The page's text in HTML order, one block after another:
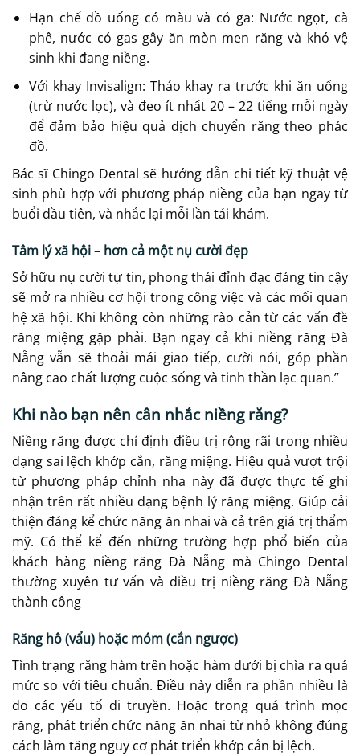
Hạn chế đồ uống có màu và có ga: Nước ngọt, cà
phê, nước có gas gây ăn mòn men răng và khó vệ
sinh khi đang niềng.
Với khay Invisalign: Tháo khay ra trước khi ăn uống
(trừ nước lọc), và đeo ít nhất 20 – 22 tiếng mỗi ngày
để đảm bảo hiệu quả dịch chuyển răng theo phác
đồ.
Bác sĩ Chingo Dental sẽ hướng dẫn chi tiết kỹ thuật vệ
sinh phù hợp với phương pháp niềng của bạn ngay từ
buổi đầu tiên, và nhắc lại mỗi lần tái khám.
Tâm lý xã hội – hơn cả một nụ cười đẹp
Sở hữu nụ cười tự tin, phong thái đỉnh đạc đáng tin cậy
sẽ mở ra nhiều cơ hội trong công việc và các mối quan
hệ xã hội. Khi không còn những rào cản từ các vấn đề
răng miệng gặp phải. Bạn ngay cả khi niềng răng Đà
Nẵng vẫn sẽ thoải mái giao tiếp, cười nói, góp phần
nâng cao chất lượng cuộc sống và tinh thần lạc quan.”
Khi nào bạn nên cân nhắc niềng răng?
Niềng răng được chỉ định điều trị rộng rãi trong nhiều
dạng sai lệch khớp cắn, răng miệng. Hiệu quả vượt trội
từ phương pháp chỉnh nha này đã được thực tế ghi
nhận trên rất nhiều dạng bệnh lý răng miệng. Giúp cải
thiện đáng kể chức năng ăn nhai và cả trên giá trị thẩm
mỹ. Có thể kể đến những trường hợp phổ biến của
khách hàng niềng răng Đà Nẵng mà Chingo Dental
thường xuyên tư vấn và điều trị niềng răng Đà Nẵng
thành công
Răng hô (vẩu) hoặc móm (cắn ngược)
Tình trạng răng hàm trên hoặc hàm dưới bị chìa ra quá
mức so với tiêu chuẩn. Điều này diễn ra phần nhiều là
do các yếu tố di truyền. Hoặc trong quá trình mọc
răng, phát triển chức năng ăn nhai từ nhỏ không đúng
cách làm tăng nguy cơ phát triển khớp cắn bị lệch.